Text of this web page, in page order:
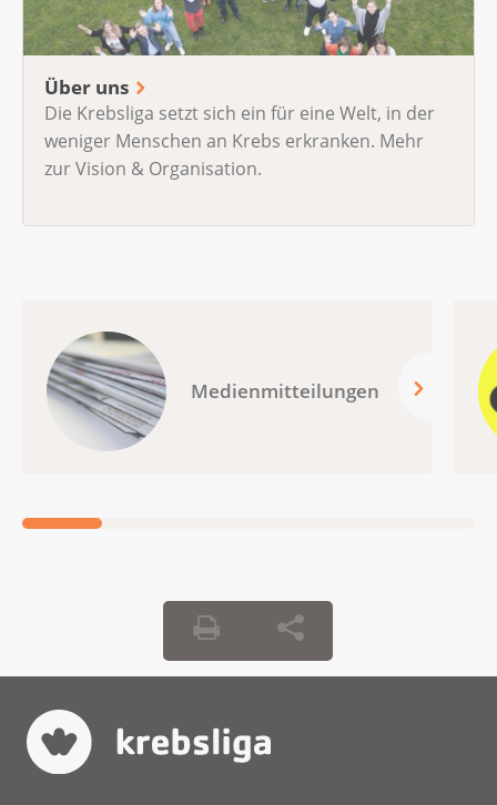
Über uns
Die Krebsliga setzt sich ein für eine Welt, in der
weniger Menschen an Krebs erkranken. Mehr
zur Vision & Organisation.
Medienmitteilungen